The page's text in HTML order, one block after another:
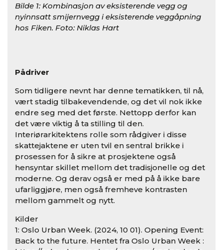
Bilde 1: Kombinasjon av eksisterende vegg og
nyinnsatt smijernvegg i eksisterende veggåpning
hos Fiken. Foto: Niklas Hart
Pådriver
Som tidligere nevnt har denne tematikken, til nå,
vært stadig tilbakevendende, og det vil nok ikke
endre seg med det første. Nettopp derfor kan
det være viktig å ta stilling til den.
Interiørarkitektens rolle som rådgiver i disse
skattejaktene er uten tvil en sentral brikke i
prosessen for å sikre at prosjektene også
hensyntar skillet mellom det tradisjonelle og det
moderne. Og derav også er med på å ikke bare
ufarliggjøre, men også fremheve kontrasten
mellom gammelt og nytt.
Kilder
1: Oslo Urban Week. (2024, 10 01). Opening Event:
Back to the future. Hentet fra Oslo Urban Week :